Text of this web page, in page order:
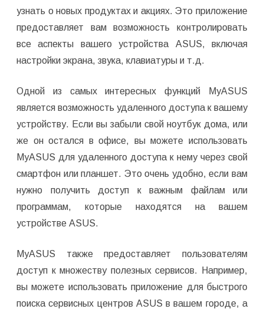
узнать о новых продуктах и акциях. Это приложение
предоставляет вам возможность контролировать
все аспекты вашего устройства ASUS, включая
настройки экрана, звука, клавиатуры и т.д.
Одной из самых интересных функций MyASUS
является возможность удаленного доступа к вашему
устройству. Если вы забыли свой ноутбук дома, или
же он остался в офисе, вы можете использовать
MyASUS для удаленного доступа к нему через свой
смартфон или планшет. Это очень удобно, если вам
нужно получить доступ к важным файлам или
программам, которые находятся на вашем
устройстве ASUS.
MyASUS также предоставляет пользователям
доступ к множеству полезных сервисов. Например,
вы можете использовать приложение для быстрого
поиска сервисных центров ASUS в вашем городе, а